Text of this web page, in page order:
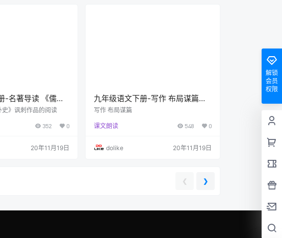
-名著导读 《儒林
的阅读(P64-P68)
》讽刺作品的阅读
352 0
20年11月19日
九年级语文下册-写作 布局谋篇
(P62-P63)
写作 布局谋篇
课文朗读 548 0
dolike 20年11月19日
❮ ❯
解锁
会员
权限